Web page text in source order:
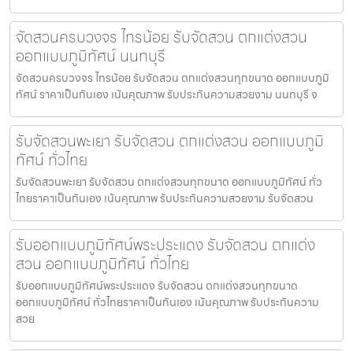
จัดสวนครบวงจร ไทรน้อย รับจัดสวน ตกแต่งสวน
ออกแบบภูมิทัศน์ นนทบุรี
จัดสวนครบวงจร ไทรน้อย รับจัดสวน ตกแต่งสวนทุกขนาด ออกแบบภูมิ
ทัศน์ ราคาเป็นกันเอง เน้นคุณภาพ รับประกันความสวยงาม นนทบุรี จ
รับจัดสวนพะเยา รับจัดสวน ตกแต่งสวน ออกแบบภูมิ
ทัศน์ ทั่วไทย
รับจัดสวนพะเยา รับจัดสวน ตกแต่งสวนทุกขนาด ออกแบบภูมิทัศน์ ทั่ว
ไทยราคาเป็นกันเอง เน้นคุณภาพ รับประกันความสวยงาม รับจัดสวน
รับออกแบบภูมิทัศน์พระประแดง รับจัดสวน ตกแต่ง
สวน ออกแบบภูมิทัศน์ ทั่วไทย
รับออกแบบภูมิทัศน์พระประแดง รับจัดสวน ตกแต่งสวนทุกขนาด
ออกแบบภูมิทัศน์ ทั่วไทยราคาเป็นกันเอง เน้นคุณภาพ รับประกันความ
สวย